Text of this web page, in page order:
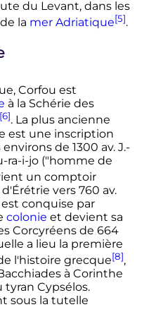
du Levant, dans les
la mer Adriatique[5].
Corfou est
à la Schérie des
. La plus ancienne
est une inscription
de 1300 av. J.-
ra-i-jo ("homme de
un comptoir
vers 760 av.
est conquise par
colonie et devient sa
Corcyréens de 664
a lieu la première
l'histoire grecque[8],
à Corinthe
Cypsélos.
sous la tutelle